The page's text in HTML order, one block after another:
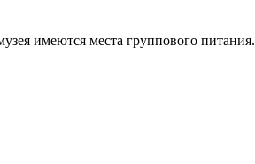
имеются места группового питания.